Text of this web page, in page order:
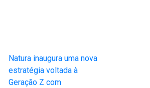
Natura inaugura uma nova
estratégia voltada à
Geração Z com